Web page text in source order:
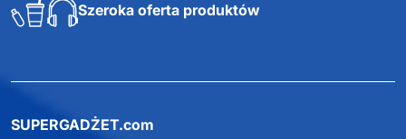
Szeroka oferta produktów
SUPERGADŻET.com